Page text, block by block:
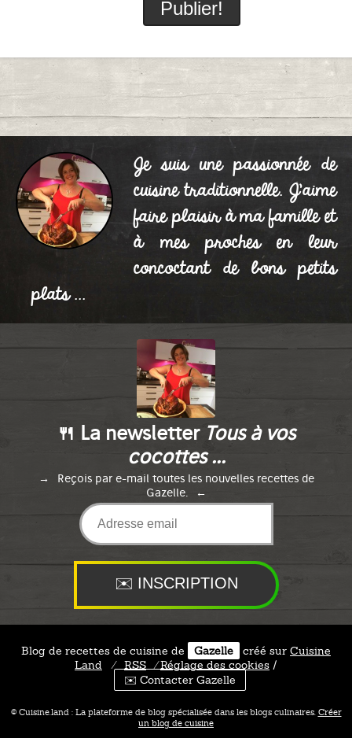
Je suis une passionnée de
cuisine traditionnelle. J'aime
faire plaisir à ma famille et
à mes proches en leur
concoctant de bons petits
plats ...
🍴 La newsletter Tous à vos
cocottes ...
Reçois par e-mail toutes les nouvelles recettes de
Gazelle.
Blog de recettes de cuisine de Gazelle créé sur Cuisine
Land
⁄ RSS ⁄Réglage des cookies /
✉️ Contacter Gazelle
© Cuisine.land : La plateforme de blog spécialisée dans les blogs culinaires. Créer
un blog de cuisine